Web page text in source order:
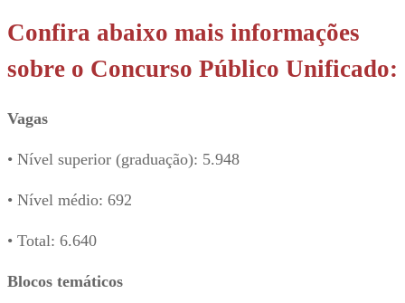
Confira abaixo mais informações
sobre o Concurso Público Unificado:
Vagas
• Nível superior (graduação): 5.948
• Nível médio: 692
• Total: 6.640
Blocos temáticos